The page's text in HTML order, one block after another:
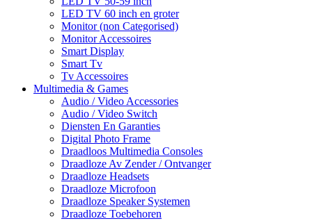
LED TV 60 inch en groter
Monitor (non Categorised)
Monitor Accessoires
Smart Display
Smart Tv
Tv Accessoires
Multimedia & Games
Audio / Video Accessories
Audio / Video Switch
Diensten En Garanties
Digital Photo Frame
Draadloos Multimedia Consoles
Draadloze Av Zender / Ontvanger
Draadloze Headsets
Draadloze Microfoon
Draadloze Speaker Systemen
Draadloze Toebehoren